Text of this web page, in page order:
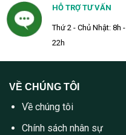
HỖ TRỢ TƯ VẤN
Thứ 2 - Chủ Nhật: 8h -
22h
VỀ CHÚNG TÔI
Về chúng tôi
Chính sách nhân sự